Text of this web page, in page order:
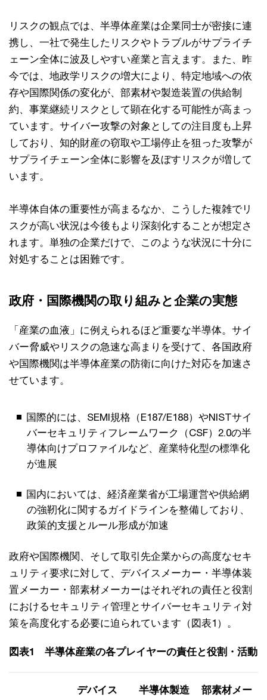
リスクの観点では、半導体産業は企業同士が密接に連
携し、一社で発生したリスクやトラブルがサプライチ
ェーン全体に波及しやすい産業と言えます。また、昨
今では、地政学リスクの増大により、特定地域への依
存や国際関係の変化が、部素材や製造装置の供給制
約、事業継続リスクとして顕在化する可能性が高まっ
ています。サイバー攻撃の対象としての注目度も上昇
しており、知的財産の窃取や工場停止を狙った攻撃が
サプライチェーン全体に影響を及ぼすリスクが増して
います。
半導体自体の重要性が高まるなか、こうした複雑でリ
スクが高い状況は今後もより深刻化することが想定さ
れます。単独の企業だけで、このような状況に十分に
対処することは困難です。
政府・国際機関の取り組みと企業の実態
「産業の血液」に例えられるほど重要な半導体。サイ
バー脅威やリスクの急速な高まりを受けて、各国政府
や国際機関は半導体産業の防衛に向けた対応を加速さ
せています。
国際的には、SEMI規格（E187/E188）やNISTサイ
バーセキュリティフレームワーク（CSF）2.0の半
導体向けプロファイルなど、産業特化型の標準化
が進展
国内においては、経済産業省が工場運営や供給網
の強靭化に関するガイドラインを整備しており、
政策的支援とルール形成が加速
政府や国際機関、そして取引先企業からの高度なセキ
ュリティ要求に対して、デバイスメーカー・半導体装
置メーカー・部素材メーカーはそれぞれの責任と役割
におけるセキュリティ管理とサイバーセキュリティ対
策を高度化する必要に迫られています（図表1）。
図表1 半導体産業の各プレイヤーの責任と役割・活動
デバイス
半導体製造
部素材メー